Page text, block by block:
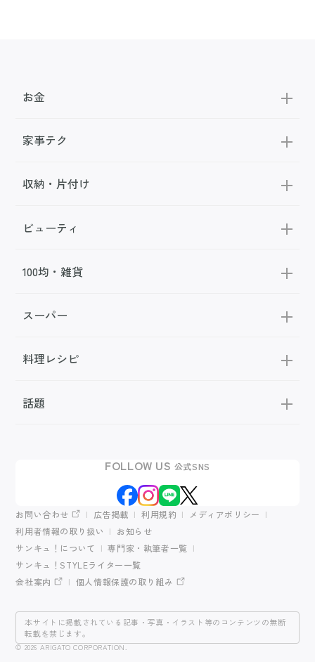
お金
家事テク
収納・片付け
ビューティ
100均・雑貨
スーパー
料理レシピ
話題
FOLLOW US 公式SNS
お問い合わせ 広告掲載 利用規約
メディアポリシー
利用者情報の取り扱い
お知らせ
サンキュ！について
専門家・執筆者一覧
サンキュ！STYLEライター一覧
会社案内
個人情報保護の取り組み
本サイトに掲載されている記事・写真・イラスト等のコンテンツの無断
転載を禁じます。
© 2026 ARIGATO CORPORATION.